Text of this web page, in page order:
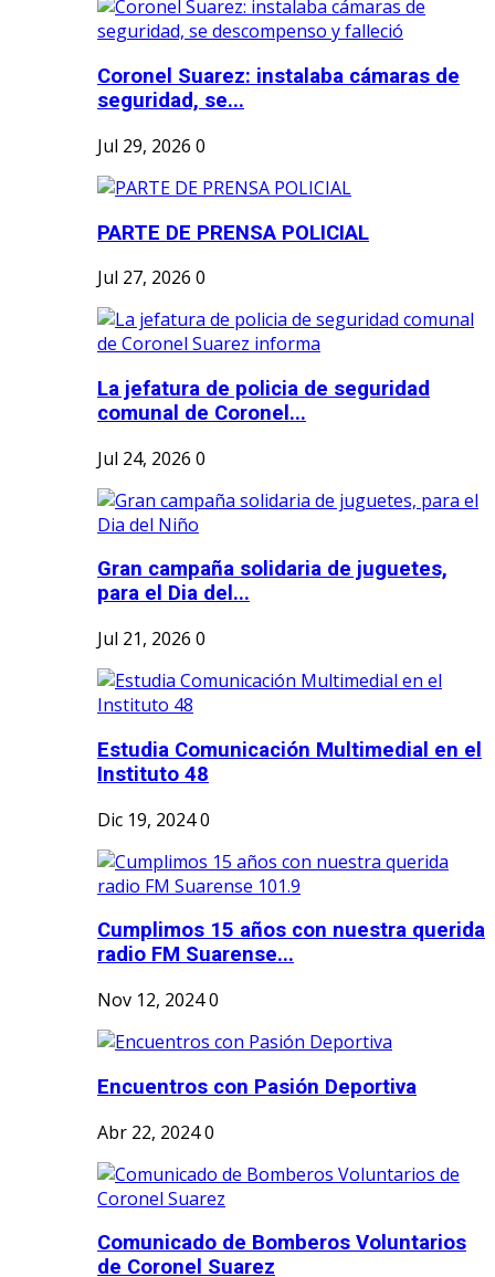
Coronel Suarez: instalaba cámaras de
seguridad, se...
Jul 29, 2026 0
PARTE DE PRENSA POLICIAL
Jul 27, 2026 0
La jefatura de policia de seguridad
comunal de Coronel...
Jul 24, 2026 0
Gran campaña solidaria de juguetes,
para el Dia del...
Jul 21, 2026 0
Estudia Comunicación Multimedial en el
Instituto 48
Dic 19, 20240
Cumplimos 15 años con nuestra querida
radio FM Suarense...
Nov 12, 20240
Encuentros con Pasión Deportiva
Abr 22, 20240
Comunicado de Bomberos Voluntarios
de Coronel Suarez